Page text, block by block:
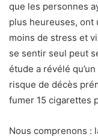
que les personnes
plus heureuses,
moins de stress et
se sentir seul peut
étude a révélé
risque de décès
fumer 15 cigarettes
Nous comprenons :